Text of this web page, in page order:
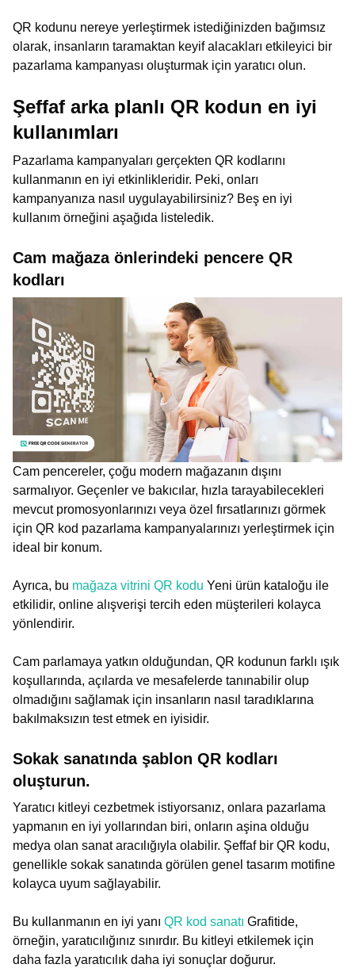
QR kodunu nereye yerleştirmek istediğinizden bağımsız
olarak, insanların taramaktan keyif alacakları etkileyici bir
pazarlama kampanyası oluşturmak için yaratıcı olun.
Şeffaf arka planlı QR kodun en iyi
kullanımları
Pazarlama kampanyaları gerçekten QR kodlarını
kullanmanın en iyi etkinlikleridir. Peki, onları
kampanyanıza nasıl uygulayabilirsiniz? Beş en iyi
kullanım örneğini aşağıda listeledik.
Cam mağaza önlerindeki pencere QR
kodları
Cam pencereler, çoğu modern mağazanın dışını
sarmalıyor. Geçenler ve bakıcılar, hızla tarayabilecekleri
mevcut promosyonlarınızı veya özel fırsatlarınızı görmek
için QR kod pazarlama kampanyalarınızı yerleştirmek için
ideal bir konum.
Ayrıca, bu mağaza vitrini QR kodu Yeni ürün kataloğu ile
etkilidir, online alışverişi tercih eden müşterileri kolayca
yönlendirir.
Cam parlamaya yatkın olduğundan, QR kodunun farklı ışık
koşullarında, açılarda ve mesafelerde tanınabilir olup
olmadığını sağlamak için insanların nasıl taradıklarına
bakılmaksızın test etmek en iyisidir.
Sokak sanatında şablon QR kodları
oluşturun.
Yaratıcı kitleyi cezbetmek istiyorsanız, onlara pazarlama
yapmanın en iyi yollarından biri, onların aşina olduğu
medya olan sanat aracılığıyla olabilir. Şeffaf bir QR kodu,
genellikle sokak sanatında görülen genel tasarım motifine
kolayca uyum sağlayabilir.
Bu kullanmanın en iyi yanı QR kod sanatı Grafitide,
örneğin, yaratıcılığınız sınırdır. Bu kitleyi etkilemek için
daha fazla yaratıcılık daha iyi sonuçlar doğurur.